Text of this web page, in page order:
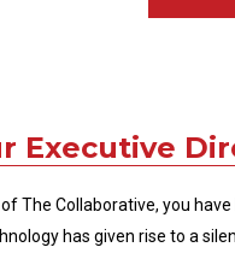
Executive
The Collaborative, you
has given rise to a